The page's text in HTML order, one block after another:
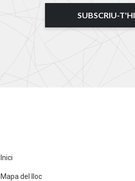
SUBSCRIU-T'HI
Inici
Mapa del lloc